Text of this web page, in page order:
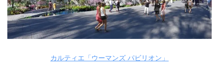
カルティエ「ウーマンズ パビリオン」